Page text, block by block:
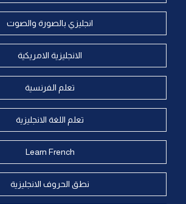
انجليزي بالصورة والصوت
الانجليزية الامريكية
تعلم الفرنسية
تعلم اللغة الانجليزية
Learn French
نطق الحروف الانجليزية